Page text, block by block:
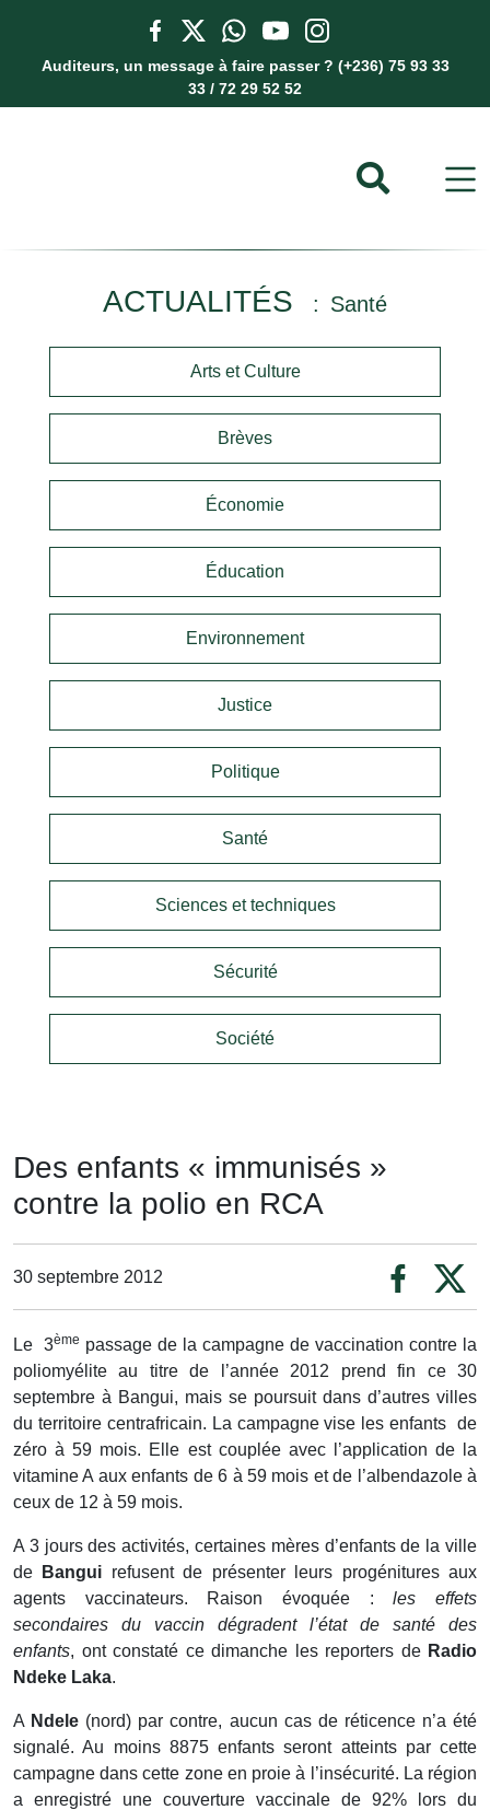
Auditeurs, un message à faire passer ? (+236) 75 93 33
33 / 72 29 52 52
ACTUALITÉS Santé
Arts et Culture
Brèves
Économie
Éducation
Environnement
Justice
Politique
Santé
Sciences et techniques
Sécurité
Société
Des enfants « immunisés »
contre la polio en RCA
30 septembre 2012
Le 3ème passage de la campagne de vaccination contre la
poliomyélite au titre de l’année 2012 prend fin ce 30
septembre à Bangui, mais se poursuit dans d’autres villes
du territoire centrafricain. La campagne vise les enfants de
zéro à 59 mois. Elle est couplée avec l’application de la
vitamine A aux enfants de 6 à 59 mois et de l’albendazole à
ceux de 12 à 59 mois.
A 3 jours des activités, certaines mères d’enfants de la ville
de
Bangui refusent de présenter leurs progénitures aux
agents vaccinateurs. Raison évoquée :les effets
secondaires du vaccin dégradent l’état de santé des
enfants, ont constaté ce dimanche les reporters de Radio
Ndeke Laka.
A Ndele (nord) par contre, aucun cas de réticence n’a été
signalé. Au moins 8875 enfants seront atteints par cette
campagne dans cette zone en proie à l’insécurité. La région
a enregistré une couverture vaccinale de 92% lors du